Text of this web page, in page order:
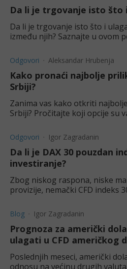
Da li je trgovanje isto što
Da li je trgovanje isto što i
između njih? Saznajte u ovom
Odgovori Aleksandar Hrubenja
Kako pronaći najbolje
Srbiji?
Zanima vas kako otkriti
Srbiji? Pročitajte koji opcije su
Odgovori Igor Zagradanin
Da li je DAX 30 pouzdan
investiranje?
Zbog niskog raspona, niske
provizije, nemački CFD indeks
Blog Igor Zagradanin
Prognoza za američki
ulagati u CFD američkog
Poslednjih meseci, američki
odnosu na većinu drugih